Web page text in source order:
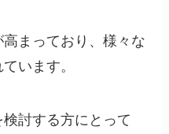
まっており、様々な
います。
討する方にとって